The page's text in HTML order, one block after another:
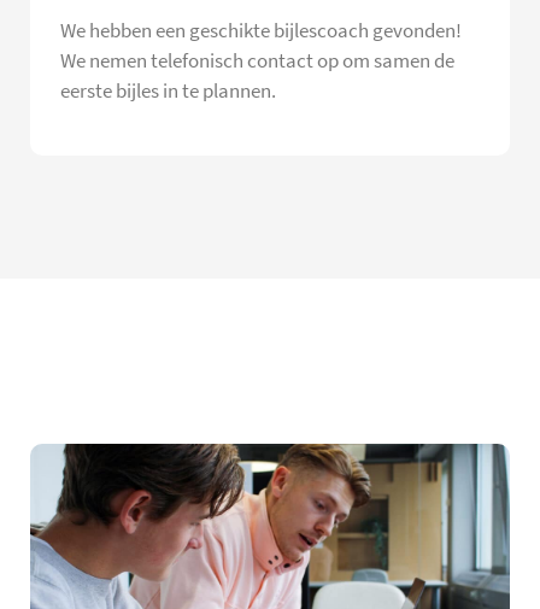
We hebben een geschikte bijlescoach gevonden!
We nemen telefonisch contact op om samen de
eerste bijles in te plannen.